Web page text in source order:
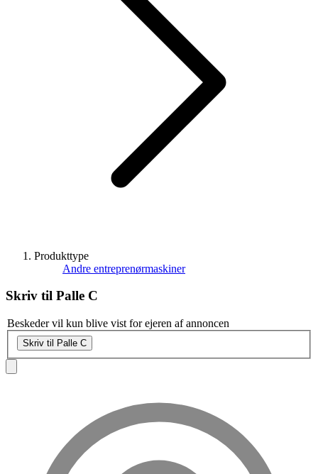
Produkttype
Andre entreprenørmaskiner
Skriv til Palle C
Beskeder vil kun blive vist for ejeren af annoncen
Skriv til Palle C